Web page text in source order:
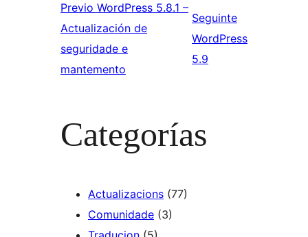
Previo WordPress 5.8.1 –
Actualización de
seguridade e
mantemento
Seguinte
WordPress
5.9
Categorías
Actualizacions (77)
Comunidade (3)